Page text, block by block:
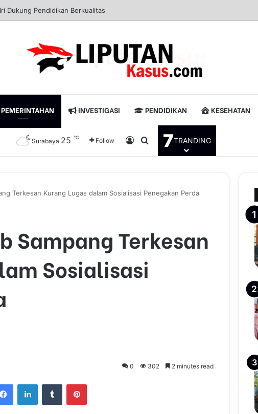
Tanjung Perak Panen Jagung Pulut Ketan Ungu
PEMERINTAHAN INVESTIGASI PENDIDIKAN KESEHATAN
Surabaya 25 ℃ Follow Log InPencarian untuk
7TRANDING
Terkesan Kurang Lugas dalam Sosialisasi Penegakan Perda
Sampang Terkesan
Sosialisasi
0 302 2 minutes read